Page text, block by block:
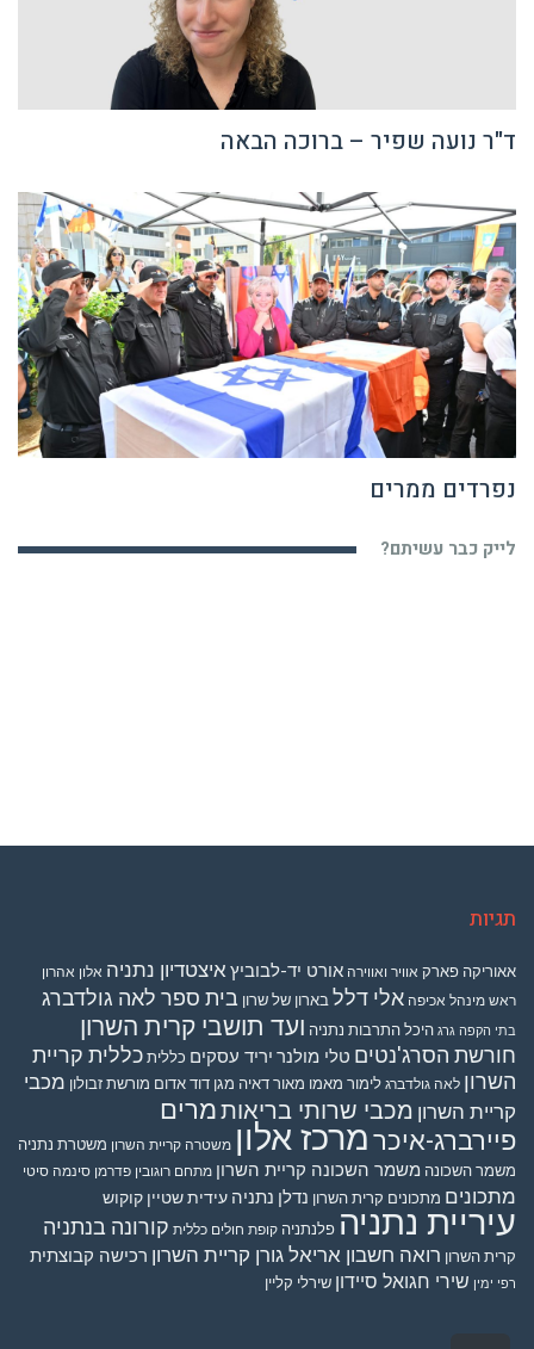
ד"ר נועה שפיר – ברוכה הבאה
נפרדים ממרים
לייק כבר עשיתם?
תגיות
אאוריקה פארק אוויר ואווירה אורט יד-לבוביץאיצטדיון נתניה אלון אהרון
ראש מינהל אכיפה אלי דלל בארון של שרון בית ספר לאה גולדברג
בתי הקפה גרג היכל התרבות נתניה ועד תושבי קרית השרון
חורשת הסרג'נטים טלי מולנר יריד עסקים כללית כללית קריית
השרון לאה גולדברג לימור מאמו מאור דאיה מגן דוד אדום מורשת זבולון מכבי
קריית השרון מכבי שרותי בריאותמרים
פיירברג-איכר מרכז אלון משטרה קריית השרון משטרת נתניה
משמר השכונה משמר השכונה קריית השרון מתחם רוגובין פדרמן סינמה סיטי
מתכונים מתכונים קרית השרון נדלן נתניה עידית שטיין קוקוש
עיריית נתניה פלנתניה קופת חולים כללית קורונה בנתניה
קרית השרון רואה חשבון אריאל גורן קריית השרון רכישה קבוצתית
רפי ימין שירי חגואל סיידון שירלי קליין